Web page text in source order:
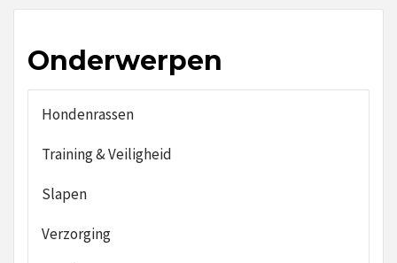
Onderwerpen
Hondenrassen
Training & Veiligheid
Slapen
Verzorging